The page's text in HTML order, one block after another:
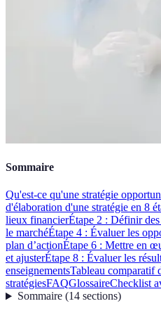
Sommaire
Qu'est-ce qu'une stratégie
d'élaboration d'une stratégie en 8
lieux financierÉtape 2 : Définir
le marchéÉtape 4 : Évaluer les
plan d’actionÉtape 6 : Mettre en
et ajusterÉtape 8 : Évaluer les
enseignementsTableau comparatif
stratégiesFAQGlossaireChecklist
Sommaire(14 sections)